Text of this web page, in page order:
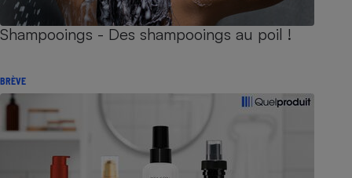
Shampooings - Des shampooings au poil !
BRÈVE